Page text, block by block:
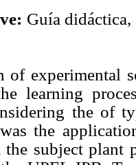
Guía didáctica,
of experimental
learning
the of
the
the subject plant